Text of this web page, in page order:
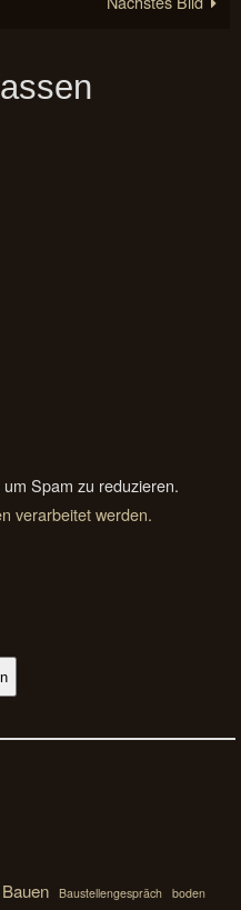
Spam zu reduzieren.
verarbeitet werden.
Bauen Baustellengespräch boden